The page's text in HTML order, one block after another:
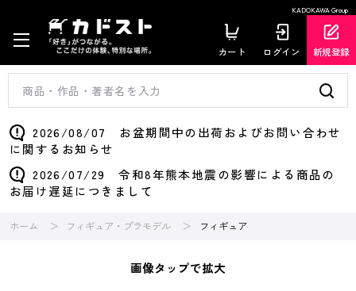
KADOKAWA Group
カート ログイン 新規登録
2026/08/07 お盆期間中の出荷およびお問い合わせ
に関するお知らせ
2026/07/29 令和8年熊本地震の影響による商品の
お届け遅延につきまして
ホーム フィギュア・プラモデル フィギュア
画像タップで拡大